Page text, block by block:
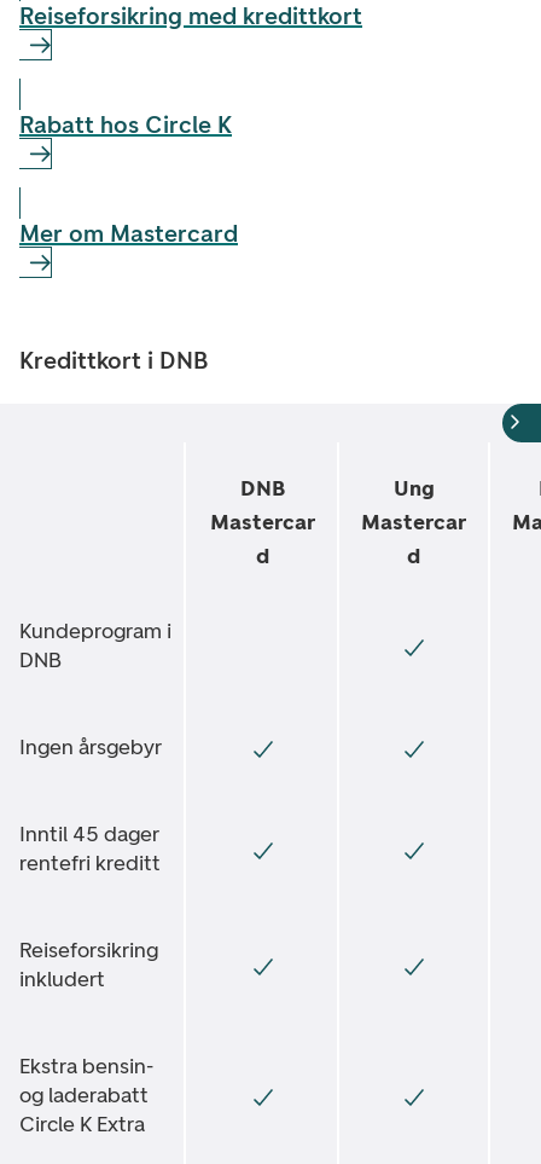
Reiseforsikring med kredittkort
Rabatt hos Circle K
Mer om Mastercard
Kredittkort i DNB
DNB
Mastercar
d
Ung
Mastercar
d
Kundeprogram i
DNB
Ingen årsgebyr
Inntil 45 dager
rentefri kreditt
Reiseforsikring
inkludert
Ekstra bensin-
og laderabatt
Circle K Extra